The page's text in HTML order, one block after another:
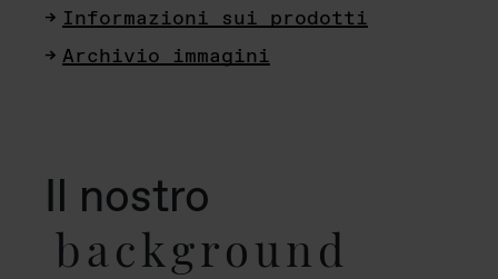
Informazioni sui prodotti
Archivio immagini
Il nostro
background